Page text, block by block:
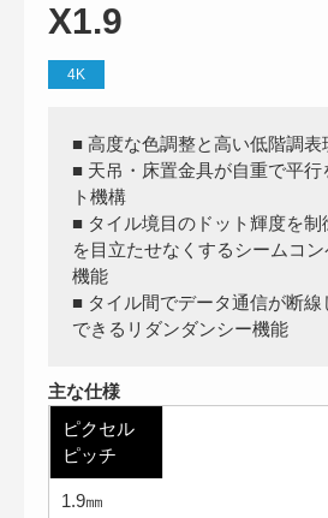
X1.9
4K
■ 高度な色調整と高い低階調表
■ 天吊・床置金具が自重で平行
ト機構
■ タイル境目のドット輝度を
を目立たせなくするシームコ
機能
■ タイル間でデータ通信が断線
できるリダンダンシー機能
主な仕様
ピクセル
ピッチ
1.9㎜